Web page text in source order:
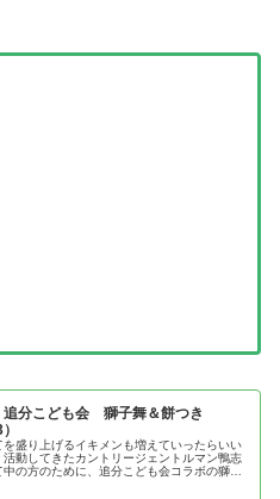
追分こども会 獅子舞＆餅つき
を盛り上げるイキメンも増えていったらいい
活動してきたカントリージェントルマン鴨志
中の方のために、追分こども会コラボの獅子